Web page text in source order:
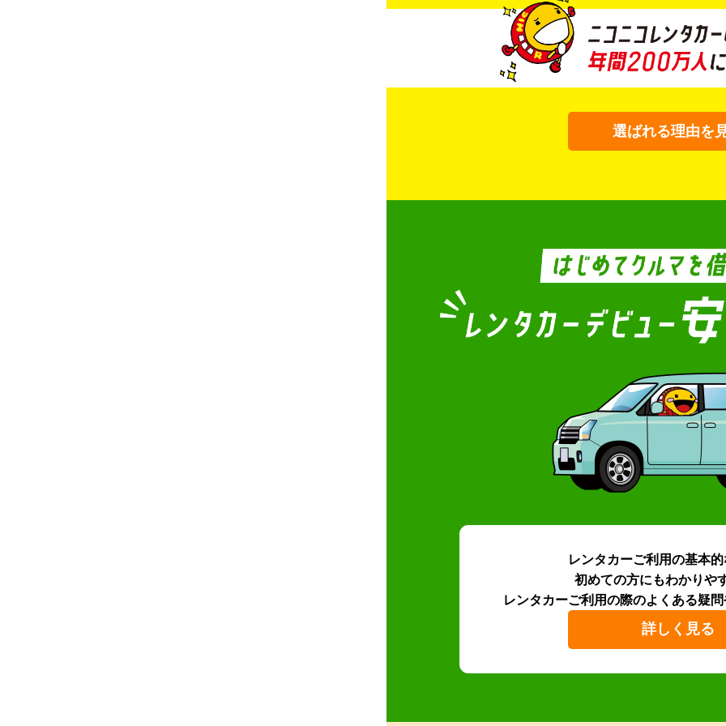
選ばれる理由を
レンタカーご利用の基本
初めての方にもわかりや
レンタカーご利用の際のよくある疑問
詳しく見る